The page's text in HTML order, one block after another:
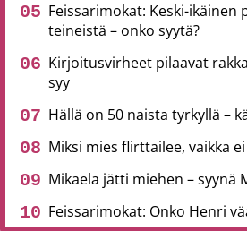
Feissarimokat: Keski-ikäinen
teineistä – onko syytä?
Kirjoitusvirheet pilaavat
syy
Hällä on 50 naista tyrkyllä –
Miksi mies flirttailee, vaikka
Mikaela jätti miehen – syynä
Feissarimokat: Onko Henri